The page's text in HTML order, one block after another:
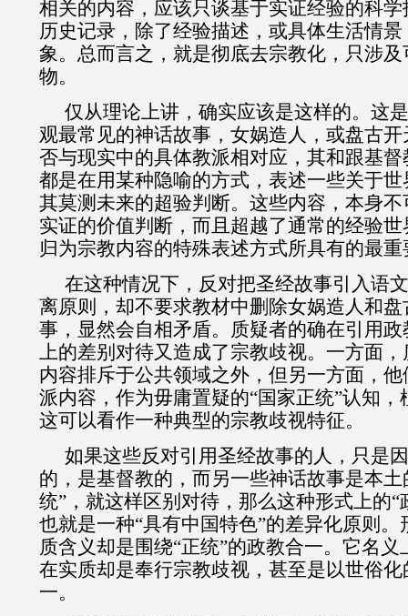
相关的内容，应该只谈基于实证经验的科
历史记录，除了经验描述，或具体生活情
象。总而言之，就是彻底去宗教化，只涉
物。
仅从理论上讲，确实应该是这样的。这
观最常见的神话故事，女娲造人，或盘古
否与现实中的具体教派相对应，其和跟基
都是在用某种隐喻的方式，表述一些关于
其莫测未来的超验判断。这些内容，本身
实证的价值判断，而且超越了通常的经验
归为宗教内容的特殊表述方式所具有的最
在这种情况下，反对把圣经故事引入语
离原则，却不要求教材中删除女娲造人和
事，显然会自相矛盾。质疑者的确在引用
上的差别对待又造成了宗教歧视。一方面
内容排斥于公共领域之外，但另一方面，
派内容，作为毋庸置疑的“国家正统”认知
这可以看作一种典型的宗教歧视特征。
如果这些反对引用圣经故事的人，只是
的，是基督教的，而另一些神话故事是本
统”，就这样区别对待，那么这种形式上的“
也就是一种“具有中国特色”的差异化原则。
质含义却是围绕“正统”的政教合一。 它名义
在实质却是奉行宗教歧视，甚至是以世俗
一。